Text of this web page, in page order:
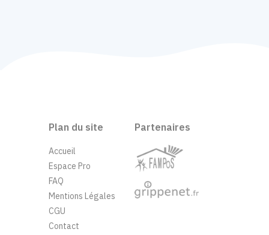
Plan du site
Accueil
Espace Pro
FAQ
Mentions Légales
CGU
Contact
Partenaires